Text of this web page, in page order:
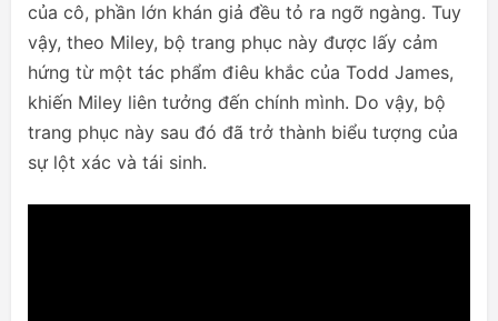
của cô, phần lớn khán giả đều tỏ ra ngỡ ngàng. Tuy
vậy, theo Miley, bộ trang phục này được lấy cảm
hứng từ một tác phẩm điêu khắc của Todd James,
khiến Miley liên tưởng đến chính mình. Do vậy, bộ
trang phục này sau đó đã trở thành biểu tượng của
sự lột xác và tái sinh.